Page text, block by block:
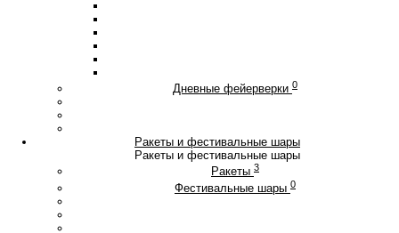
Дневные фейерверки 0
Ракеты и фестивальные шары
Ракеты и фестивальные шары
Ракеты 3
Фестивальные шары 0